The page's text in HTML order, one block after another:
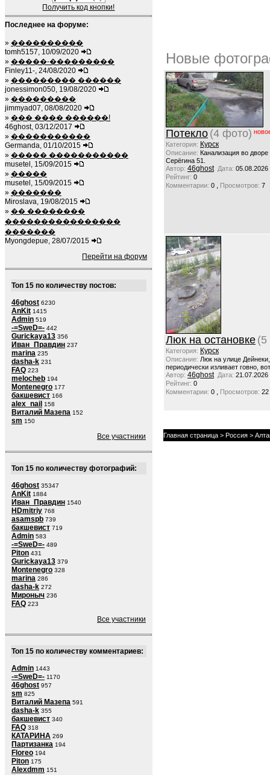
Получить код кнопки!
Последнее на форуме:
» ����������
tomh5157, 10/09/2020
» �����-���������
Finley11-, 24/08/2020
» ��������� ������
jonessimon050, 19/08/2020
» ���������
jimmyad07, 08/08/2020
» ��� ���� ������!
46ghost, 03/12/2017
» �����������
Germanda, 01/10/2015
» ����� �����������
musetel, 15/09/2015
» �����
musetel, 15/09/2015
» �������
Miroslava, 19/08/2015
» �� ��������
����������������
�������
Myongdepue, 28/07/2015
Перейти на форум
Топ 15 по количеству постов:
46ghost 6230
AnKit 1415
Admin 519
-=SweD=- 442
Gurickaya13 356
Иван_Правдин 237
marina 235
dasha-k 231
FAQ 223
melocheb 194
Montenegro 177
бакшевист 166
alex_nail 158
Виталий Мазепа 152
sm 150
Все участники
Топ 15 по количеству фотографий:
46ghost 35347
AnKit 1884
Иван_Правдин 1540
HDmitriy 768
asamspb 739
бакшевист 719
Admin 583
-=SweD=- 489
Piton 431
Gurickaya13 379
Montenegro 328
marina 286
dasha-k 272
Мироныч 236
FAQ 223
Все участники
Топ 15 по количеству комментариев:
Admin 1443
-=SweD=- 1170
46ghost 957
sm 825
Виталий Мазепа 591
dasha-k 355
бакшевист 340
FAQ 318
КАТАРИНА 269
Партизанка 194
Floreo 194
Piton 175
Alexdmm 151
Новые
Потекло (4 фото)
Категория: Курск
Описание: Канализация во
Серёгина 51.
Автор: 46ghost Дата: 05.08.2026
Рейтинг: 0
Комментарии: 0 , Просмотров: 7
Люк на остановке (5
Категория: Курск
Описание: Люк на улице
периодически изливает говно,
Автор: 46ghost Дата: 21.07.2026
Рейтинг: 0
Комментарии: 0 , Просмотров: 22
Главная страница > Россия >